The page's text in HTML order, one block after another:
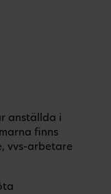
anställda i
finns
vvs-arbetare